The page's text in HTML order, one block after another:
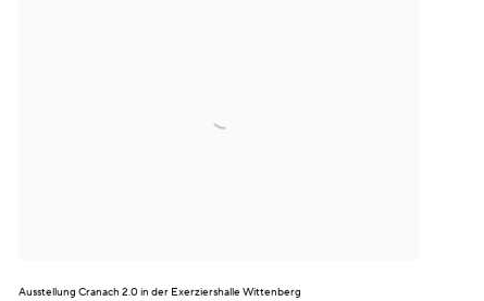
Ausstellung Cranach 2.0in der Exerziershalle Wittenberg